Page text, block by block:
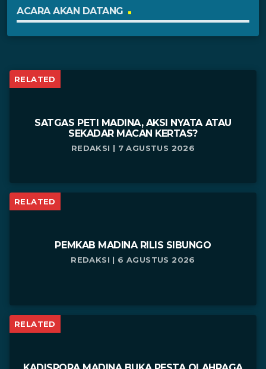
ACARA AKAN DATANG
RELATED
SATGAS PETI MADINA, AKSI NYATA ATAU
SEKADAR MACAN KERTAS?
REDAKSI | 7 AGUSTUS 2026
RELATED
PEMKAB MADINA RILIS SIBUNGO
REDAKSI | 6 AGUSTUS 2026
RELATED